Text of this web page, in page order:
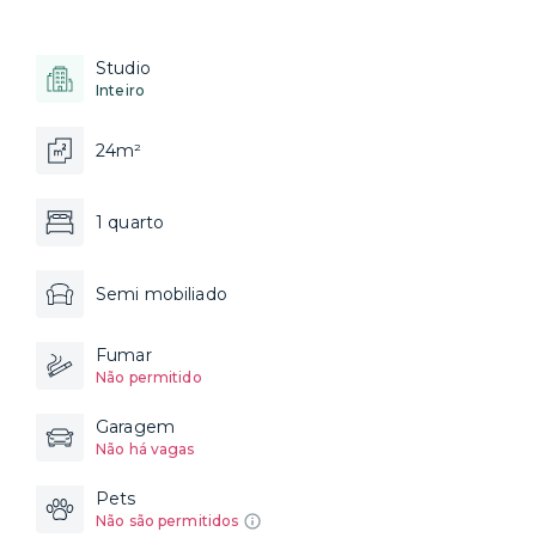
Studio
Inteiro
24m²
1 quarto
Semi mobiliado
Fumar
Não permitido
Garagem
Não há vagas
Pets
Não são permitidos